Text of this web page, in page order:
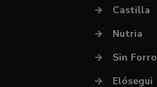
→
Castilla
→
Nutria
→
Sin Forro
→
Elósegui